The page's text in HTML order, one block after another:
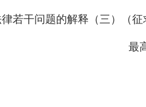
干问题的解释（三）（征
最高